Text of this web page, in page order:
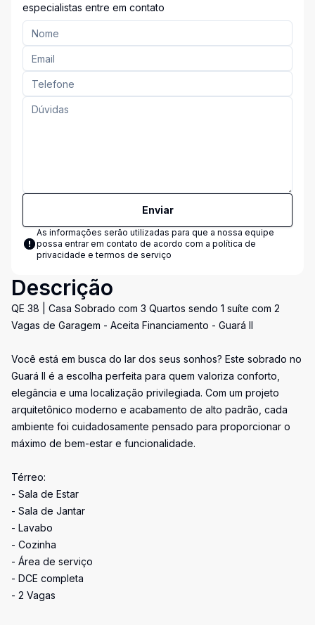
especialistas entre em contato
Enviar
As informações serão utilizadas para que a nossa equipe
possa entrar em contato de acordo com a política de
privacidade e termos de serviço
Descrição
QE 38 | Casa Sobrado com 3 Quartos sendo 1 suíte com 2
Vagas de Garagem - Aceita Financiamento - Guará II
Você está em busca do lar dos seus sonhos? Este sobrado no
Guará II é a escolha perfeita para quem valoriza conforto,
elegância e uma localização privilegiada. Com um projeto
arquitetônico moderno e acabamento de alto padrão, cada
ambiente foi cuidadosamente pensado para proporcionar o
máximo de bem-estar e funcionalidade.
Térreo:
- Sala de Estar
- Sala de Jantar
- Lavabo
- Cozinha
- Área de serviço
- DCE completa
- 2 Vagas